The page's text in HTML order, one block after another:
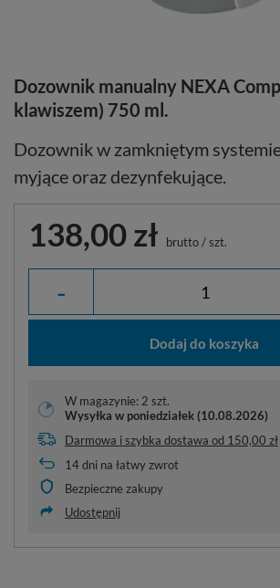
Dozownik manualny NEXA
klawiszem) 750 ml.
Dozownik w zamkniętym
myjące oraz dezynfekujące.
138,00 zł brutto/szt.
-
Dodaj do koszyka
W magazynie: 2 szt.
Wysyłka w poniedziałek (10.08.2026)
Darmowa i szybka dostawa od 150,00 zł
14dni na łatwy zwrot
Bezpieczne zakupy
Udostępnij